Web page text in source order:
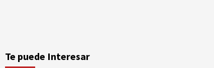
Te puede Interesar